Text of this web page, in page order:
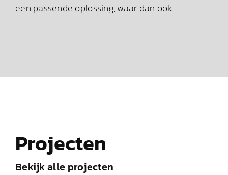
een passende oplossing, waar dan ook.
Projecten
Bekijk alle projecten